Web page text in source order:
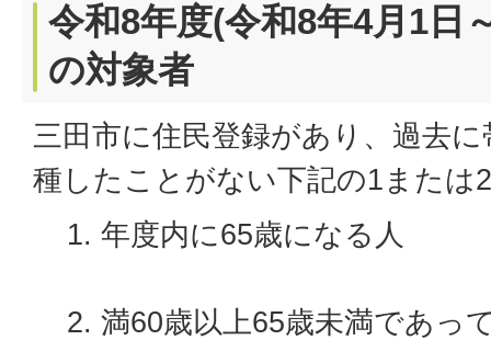
令和8年度(令和8年4月1日
の対象者
三田市に住民登録があり、過去
種したことがない下記の1または
年度内に65歳になる人
満60歳以上65歳未満であっ